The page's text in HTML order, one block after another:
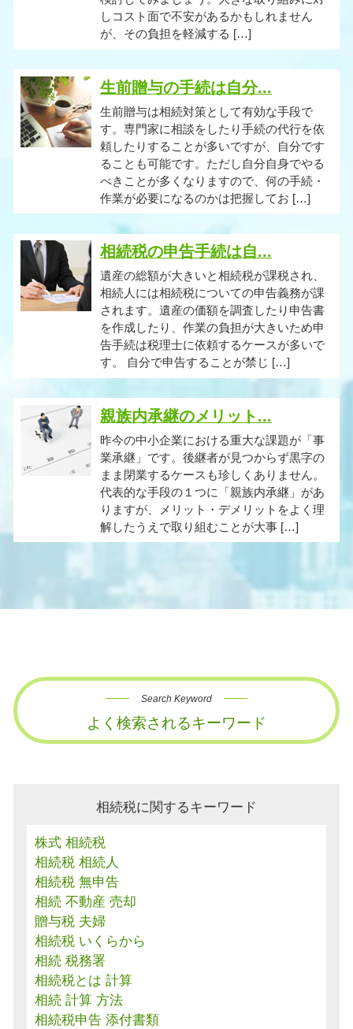
しコスト面で不安があるかもしれません
が、その負担を軽減する […]
生前贈与の手続は自分...
生前贈与は相続対策として有効な手段で
す。専門家に相談をしたり手続の代行を依
頼したりすることが多いですが、自分です
ることも可能です。ただし自分自身でやる
べきことが多くなりますので、何の手続・
作業が必要になるのかは把握してお […]
相続税の申告手続は自...
遺産の総額が大きいと相続税が課税され、
相続人には相続税についての申告義務が課
されます。遺産の価額を調査したり申告書
を作成したり、作業の負担が大きいため申
告手続は税理士に依頼するケースが多いで
す。 自分で申告することが禁じ […]
親族内承継のメリット...
昨今の中小企業における重大な課題が「事
業承継」です。後継者が見つからず黒字の
まま閉業するケースも珍しくありません。
代表的な手段の１つに「親族内承継」があ
りますが、メリット・デメリットをよく理
解したうえで取り組むことが大事 […]
Search Keyword
よく検索されるキーワード
相続税に関するキーワード
株式 相続税
相続税 相続人
相続税 無申告
相続 不動産 売却
贈与税 夫婦
相続税 いくらから
相続 税務署
相続税とは 計算
相続 計算 方法
相続税申告 添付書類